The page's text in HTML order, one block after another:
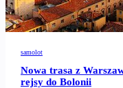
samolot
Nowa trasa z
rejsy do Bolonii